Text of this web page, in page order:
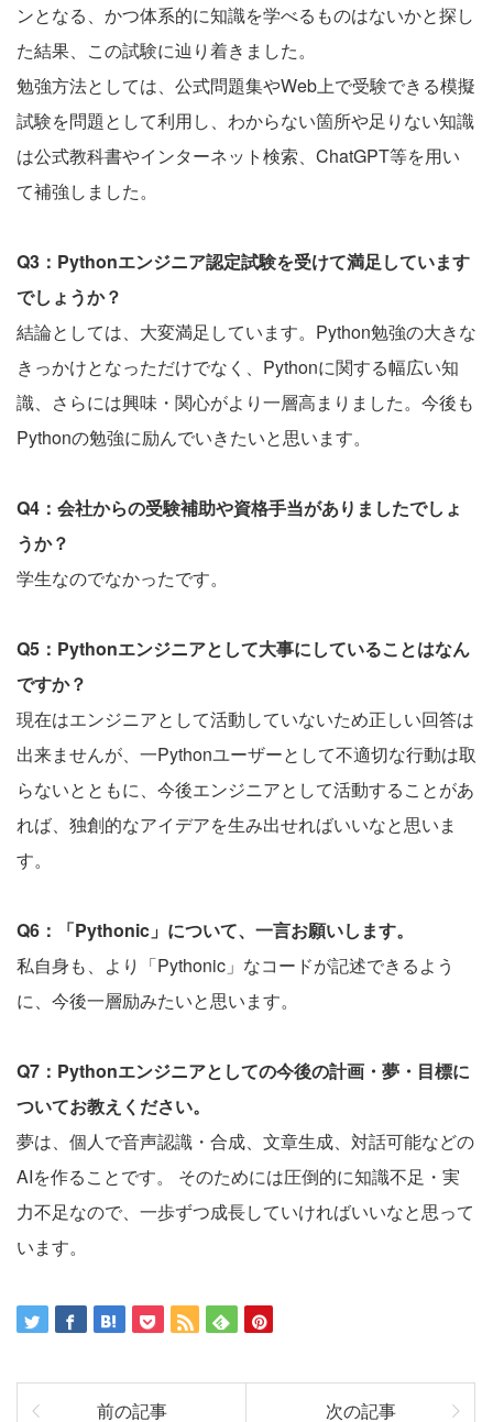
ンとなる、かつ体系的に知識を学べるものはないかと探し
た結果、この試験に辿り着きました。
勉強方法としては、公式問題集やWeb上で受験できる模擬
試験を問題として利用し、わからない箇所や足りない知識
は公式教科書やインターネット検索、ChatGPT等を用い
て補強しました。
Q3：Pythonエンジニア認定試験を受けて満足しています
でしょうか？
結論としては、大変満足しています。Python勉強の大きな
きっかけとなっただけでなく、Pythonに関する幅広い知
識、さらには興味・関心がより一層高まりました。今後も
Pythonの勉強に励んでいきたいと思います。
Q4：会社からの受験補助や資格手当がありましたでしょ
うか？
学生なのでなかったです。
Q5：Pythonエンジニアとして大事にしていることはなん
ですか？
現在はエンジニアとして活動していないため正しい回答は
出来ませんが、一Pythonユーザーとして不適切な行動は取
らないとともに、今後エンジニアとして活動することがあ
れば、独創的なアイデアを生み出せればいいなと思いま
す。
Q6：「Pythonic」について、一言お願いします。
私自身も、より「Pythonic」なコードが記述できるよう
に、今後一層励みたいと思います。
Q7：Pythonエンジニアとしての今後の計画・夢・目標に
ついてお教えください。
夢は、個人で音声認識・合成、文章生成、対話可能などの
AIを作ることです。 そのためには圧倒的に知識不足・実
力不足なので、一歩ずつ成長していければいいなと思って
います。
前の記事 次の記事